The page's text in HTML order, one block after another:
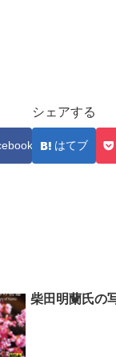
シェアする
はてブ
柴田明蘭氏